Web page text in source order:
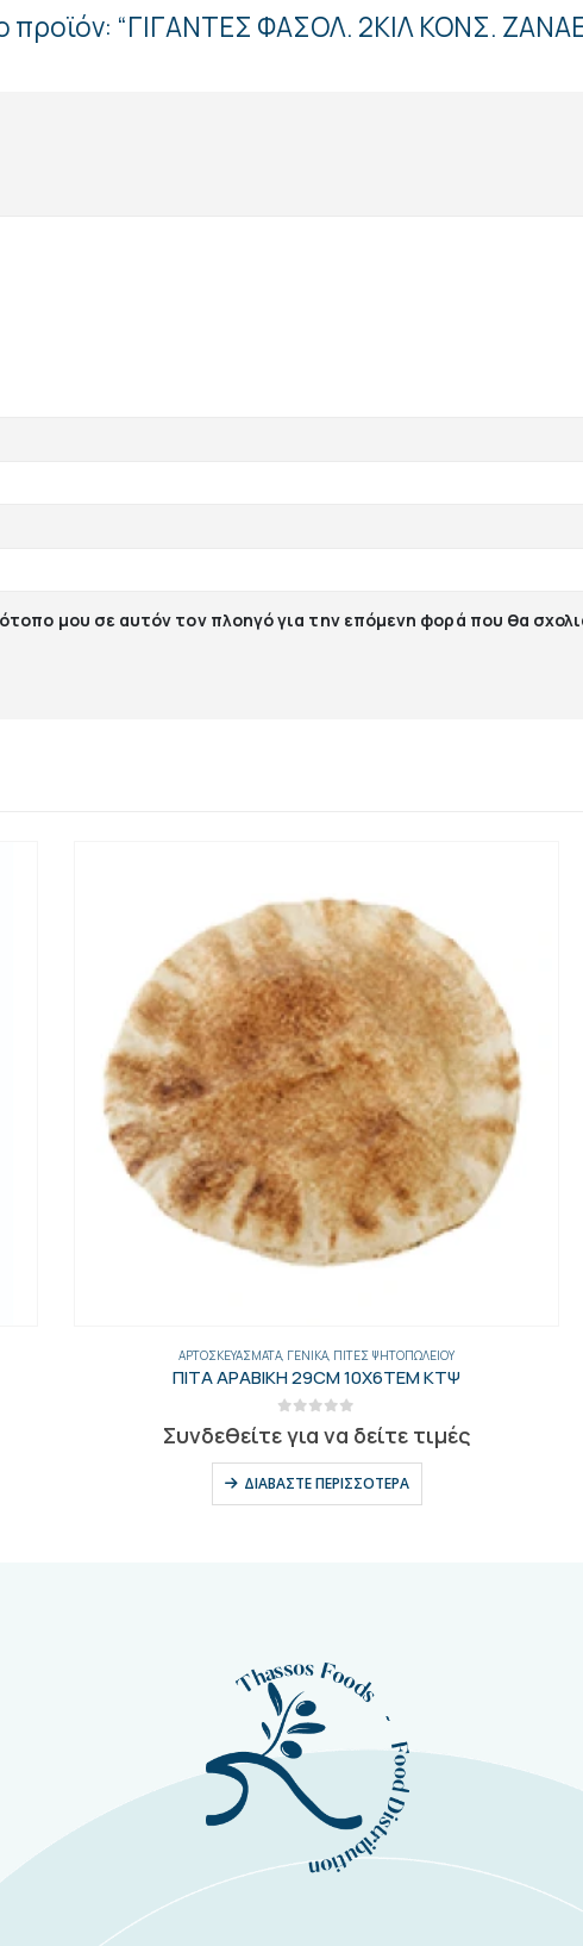
προϊόν: “ΓΙΓΑΝΤΕΣ ΦΑΣΟΛ. 2ΚΙΛ ΚΟΝΣ.
μου σε αυτόν τον πλοηγό για την επόμενη φορά που θα
ΓΕΝΙΚΑ,ΈΛΑΙΑ-ΕΛΙΈΣ-ΜΑΡΓΑΡΊΝΕΣ-ΤΟΥΡΣΊ,ΤΟΥΡΣΊ
ΠΙΚΛΕΣ ΤΟΥΡΣΙ ΣΤΡΑΓΓΙΣΜΕΝΟ 2 ΚΙΛ ΠΕΤ
out of 5
Συνδεθείτε για να δείτε τιμές
ΔΙΑΒΆΣΤΕ ΠΕΡΙΣΣΌΤΕΡΑ